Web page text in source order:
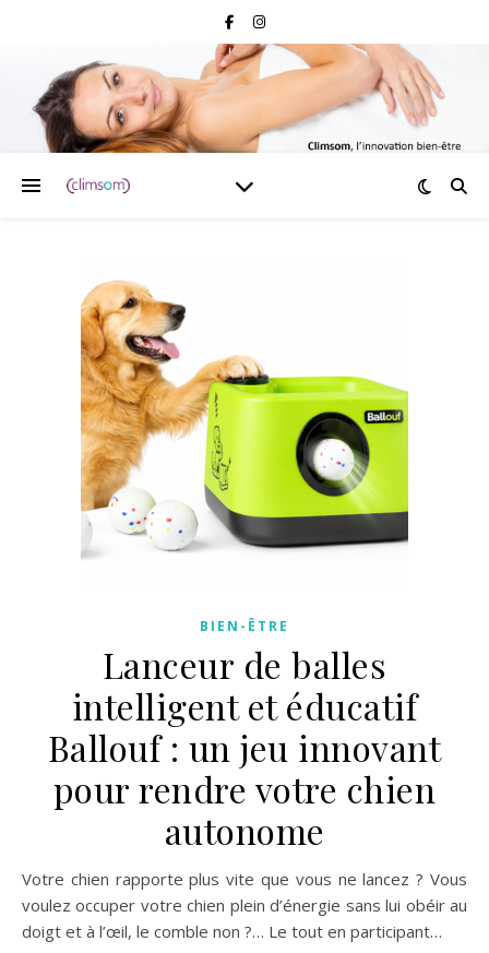
BIEN-ÊTRE
Lanceur de balles
intelligent et éducatif
Ballouf : un jeu innovant
pour rendre votre chien
autonome
Votre chien rapporte plus vite que vous ne lancez ? Vous
voulez occuper votre chien plein d’énergie sans lui obéir au
doigt et à l’œil, le comble non ?… Le tout en participant…